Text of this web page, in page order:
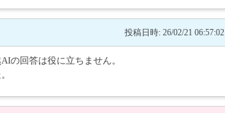
投稿日時: 26/02/21 06:57:02
の回答は役に立ちません。